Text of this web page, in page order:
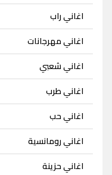
اغاني راب
اغاني مهرجانات
اغاني شعبي
اغاني طرب
اغاني حب
اغاني رومانسية
اغاني حزينة